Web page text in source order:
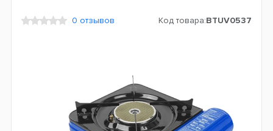
0 отзывов Код товара:BTUV0537